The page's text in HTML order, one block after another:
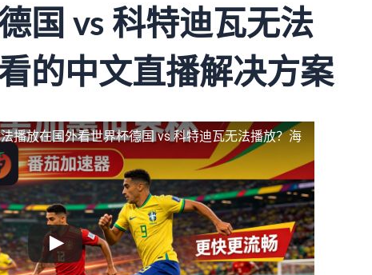
国 vs 科特迪瓦无法
的中文直播解决方案
播放在国外看世界杯德国 vs 科特迪瓦无法播放？海